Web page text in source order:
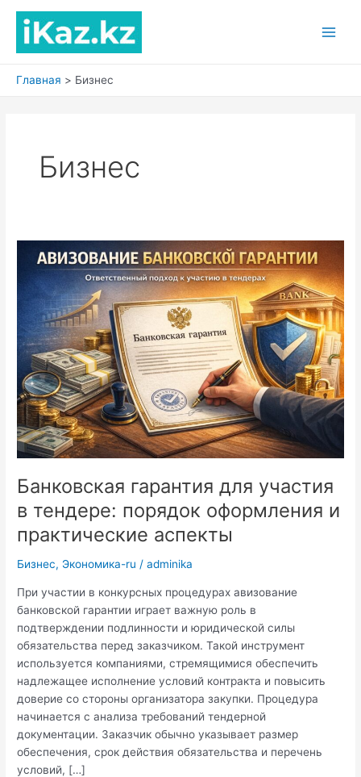
содержимому
Главная Бизнес
Бизнес
Банковская гарантия для участия
в тендере: порядок оформления и
практические аспекты
Бизнес, Экономика-ru /adminika
При участии в конкурсных процедурах авизование
банковской гарантии играет важную роль в
подтверждении подлинности и юридической силы
обязательства перед заказчиком. Такой инструмент
используется компаниями, стремящимися обеспечить
надлежащее исполнение условий контракта и повысить
доверие со стороны организатора закупки. Процедура
начинается с анализа требований тендерной
документации. Заказчик обычно указывает размер
обеспечения, срок действия обязательства и перечень
условий, […]